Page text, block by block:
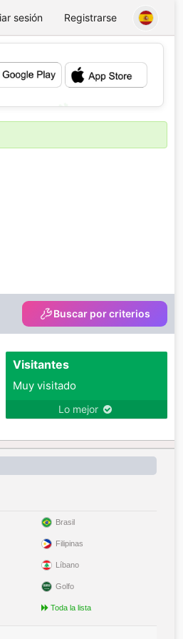
sesión Registrarse
💕
Buscar por criterios
Visitantes
Muy visitado
Lo mejor
Brasil
Filipinas
Líbano
Golfo
Toda la lista